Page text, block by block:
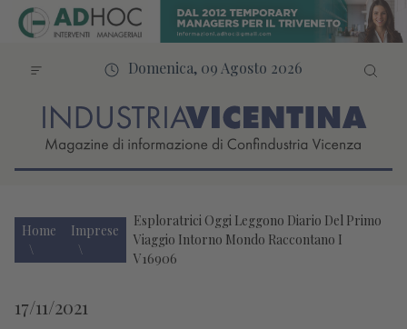
Domenica, 09 Agosto 2026
Home Imprese
Esploratrici Oggi Leggono Diario Del Primo
Viaggio Intorno Mondo Raccontano I
V16906
17/11/2021